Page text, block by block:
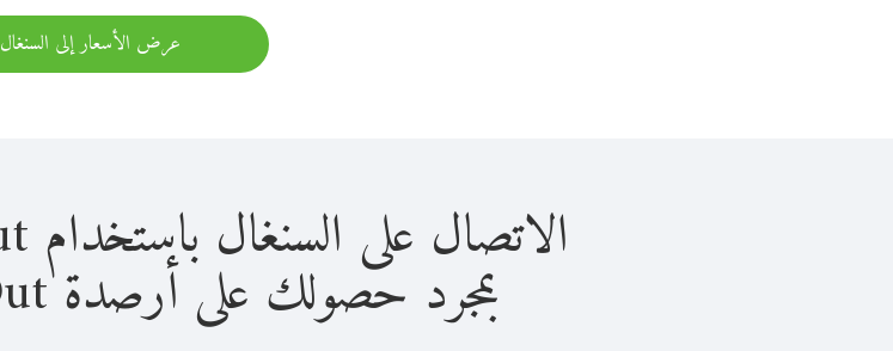
عرض الأسعار إلى السنغال
الاتصال على السنغال باستخدام Viber Out سهل للغاية.
بمجرد حصولك على أرصدة Viber Out، يمكنك: